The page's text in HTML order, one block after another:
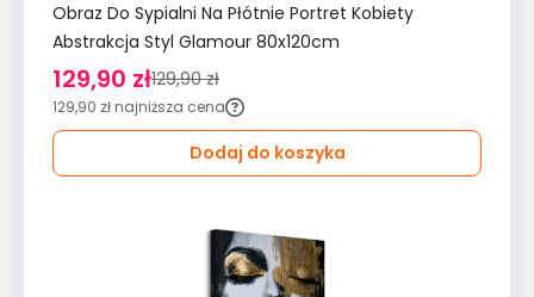
Obraz Do Sypialni Na Płótnie Portret Kobiety
Abstrakcja Styl Glamour 80x120cm
129,90 zł129,90 zł
129,90 zł najniższa cena
Dodaj do koszyka